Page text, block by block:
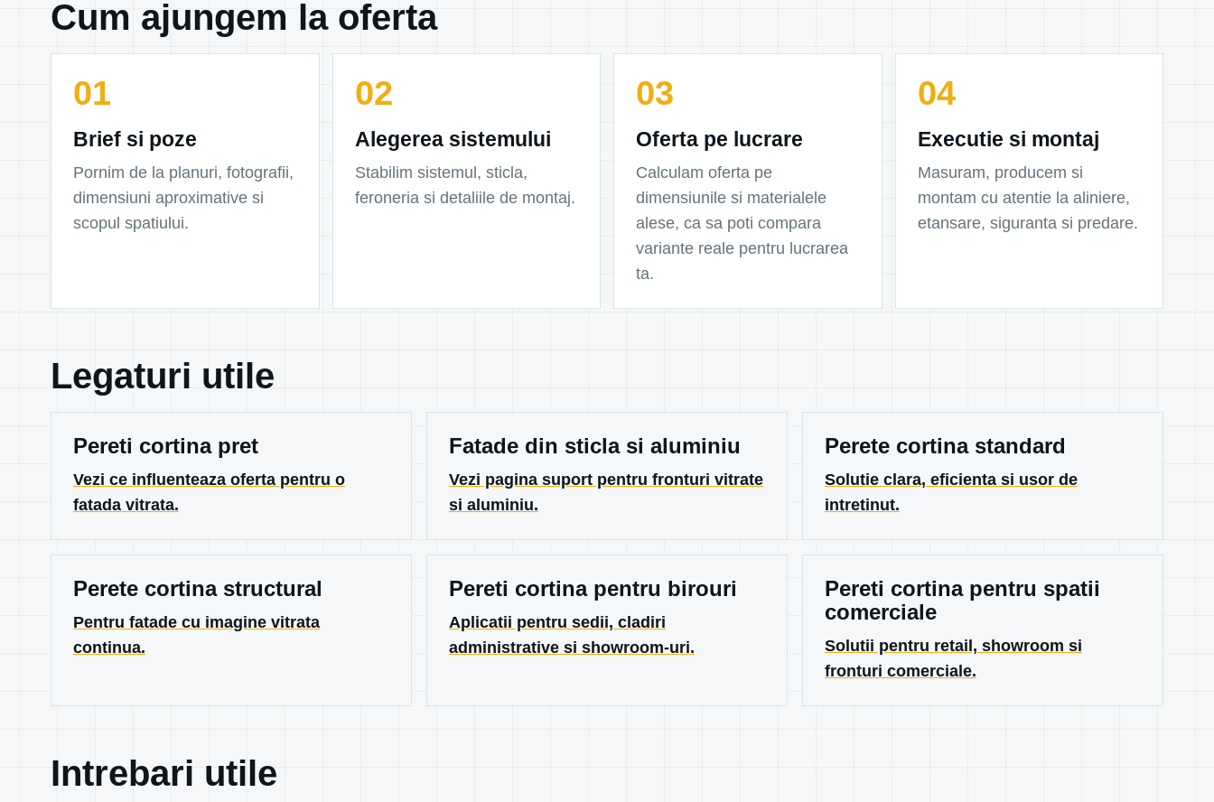
Cum ajungem la oferta
Brief si poze
Pornim de la planuri, fotografii,
dimensiuni aproximative si
scopul spatiului.
Alegerea sistemului
Stabilim sistemul, sticla,
feroneria si detaliile de montaj.
Oferta pe lucrare
Calculam oferta pe
dimensiunile si materialele
alese, ca sa poti compara
variante reale pentru lucrarea
ta.
Executie si montaj
Masuram, producem si
montam cu atentie la aliniere,
etansare, siguranta si predare.
Legaturi utile
Pereti cortina pret
Vezi ce influenteaza oferta pentru o
fatada vitrata.
Fatade din sticla si aluminiu
Vezi pagina suport pentru fronturi vitrate
si aluminiu.
Perete cortina standard
Solutie clara, eficienta si usor de
intretinut.
Perete cortina structural
Pentru fatade cu imagine vitrata
continua.
Pereti cortina pentru birouri
Aplicatii pentru sedii, cladiri
administrative si showroom-uri.
Pereti cortina pentru spatii
comerciale
Solutii pentru retail, showroom si
fronturi comerciale.
Intrebari utile